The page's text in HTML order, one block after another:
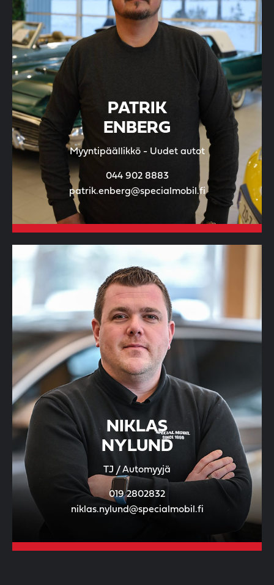
PATRIK
ENBERG
Myyntipäällikkö - Uudet autot
044 902 8883
patrik.enberg@specialmobil.fi
NIKLAS
NYLUND
TJ / Automyyjä
019 2802832
niklas.nylund@specialmobil.fi